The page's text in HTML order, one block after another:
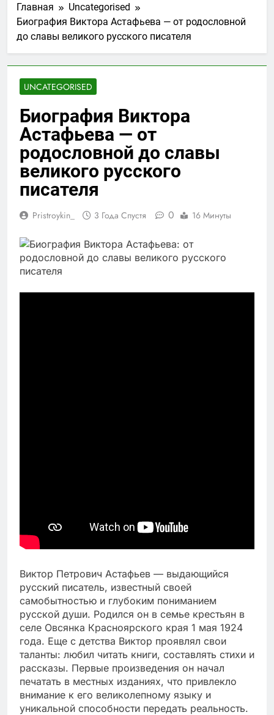
Главная
Uncategorised
Биография Виктора Астафьева — от родословной
до славы великого русского писателя
UNCATEGORISED
Биография Виктора
Астафьева — от
родословной до славы
великого русского
писателя
Pristroykin_ 3 Года Спустя 0 16 Минуты
Виктор Петрович Астафьев — выдающийся
русский писатель, известный своей
самобытностью и глубоким пониманием
русской души. Родился он в семье крестьян в
селе Овсянка Красноярского края 1 мая 1924
года. Еще с детства Виктор проявлял свои
таланты: любил читать книги, составлять стихи и
рассказы. Первые произведения он начал
печатать в местных изданиях, что привлекло
внимание к его великолепному языку и
уникальной способности передать реальность.